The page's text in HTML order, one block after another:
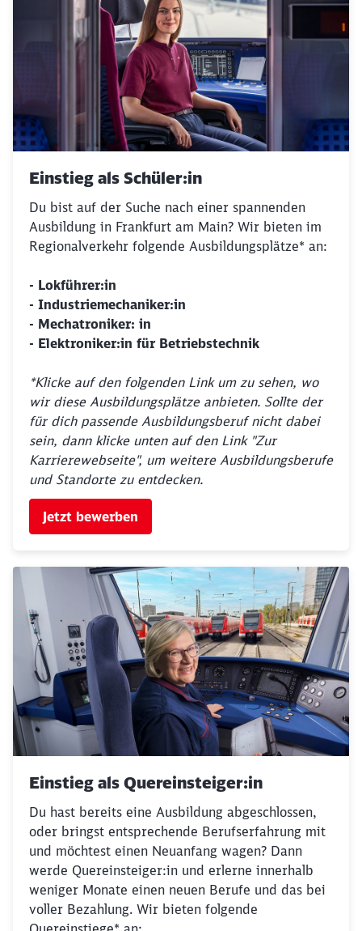
Einstieg als Schüler:in
Du bist auf der Suche nach einer spannenden
Ausbildung in Frankfurt am Main? Wir bieten im
Regionalverkehr folgende Ausbildungsplätze* an:
- Lokführer:in
- Industriemechaniker:in
- Mechatroniker: in
- Elektroniker:in für Betriebstechnik
*Klicke auf den folgenden Link um zu sehen, wo
wir diese Ausbildungsplätze anbieten. Sollte der
für dich passende Ausbildungsberuf nicht dabei
sein, dann klicke unten auf den Link "Zur
Karrierewebseite", um weitere Ausbildungsberufe
und Standorte zu entdecken.
Jetzt bewerben
Einstieg als Quereinsteiger:in
Du hast bereits eine Ausbildung abgeschlossen,
oder bringst entsprechende Berufserfahrung mit
und möchtest einen Neuanfang wagen? Dann
werde Quereinsteiger:in und erlerne innerhalb
weniger Monate einen neuen Berufe und das bei
voller Bezahlung. Wir bieten folgende